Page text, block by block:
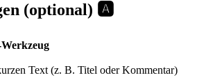
(optional) 🅰️
Text (z. B. Titel oder Kommentar)